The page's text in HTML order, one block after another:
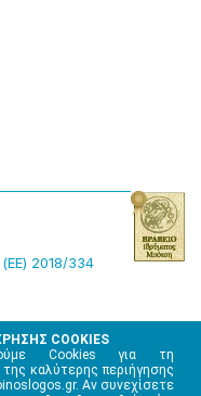
COOKIES
Cookies για τη
καλύτερης περιήγησης
Αν συνεχίσετε
2018/334
Μ.Η.Τ. 220242